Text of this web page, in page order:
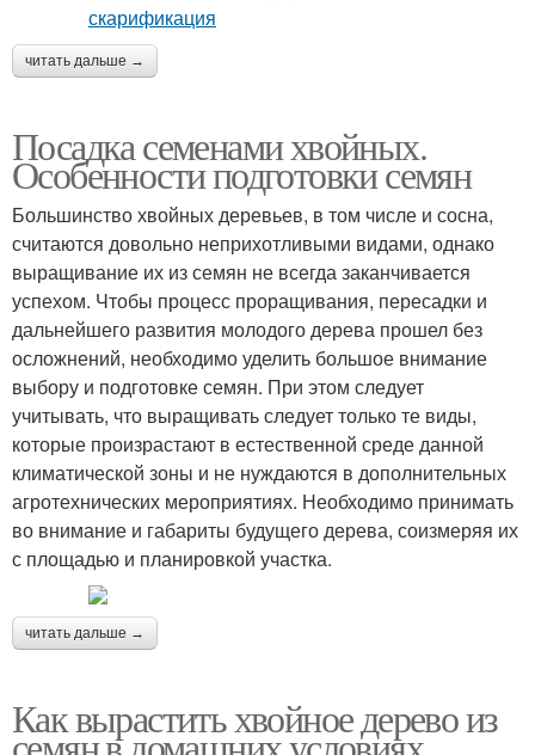
читать дальше →
Посадка семенами хвойных.
Особенности подготовки семян
Большинство хвойных деревьев, в том числе и сосна,
считаются довольно неприхотливыми видами, однако
выращивание их из семян не всегда заканчивается
успехом. Чтобы процесс проращивания, пересадки и
дальнейшего развития молодого дерева прошел без
осложнений, необходимо уделить большое внимание
выбору и подготовке семян. При этом следует
учитывать, что выращивать следует только те виды,
которые произрастают в естественной среде данной
климатической зоны и не нуждаются в дополнительных
агротехнических мероприятиях. Необходимо принимать
во внимание и габариты будущего дерева, соизмеряя их
с площадью и планировкой участка.
читать дальше →
Как вырастить хвойное дерево из